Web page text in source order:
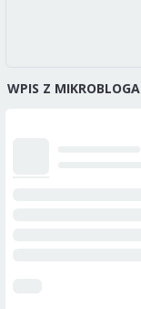
WPIS Z MIKROBLOGA